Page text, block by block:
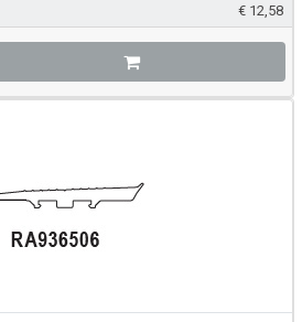
€ 12,58